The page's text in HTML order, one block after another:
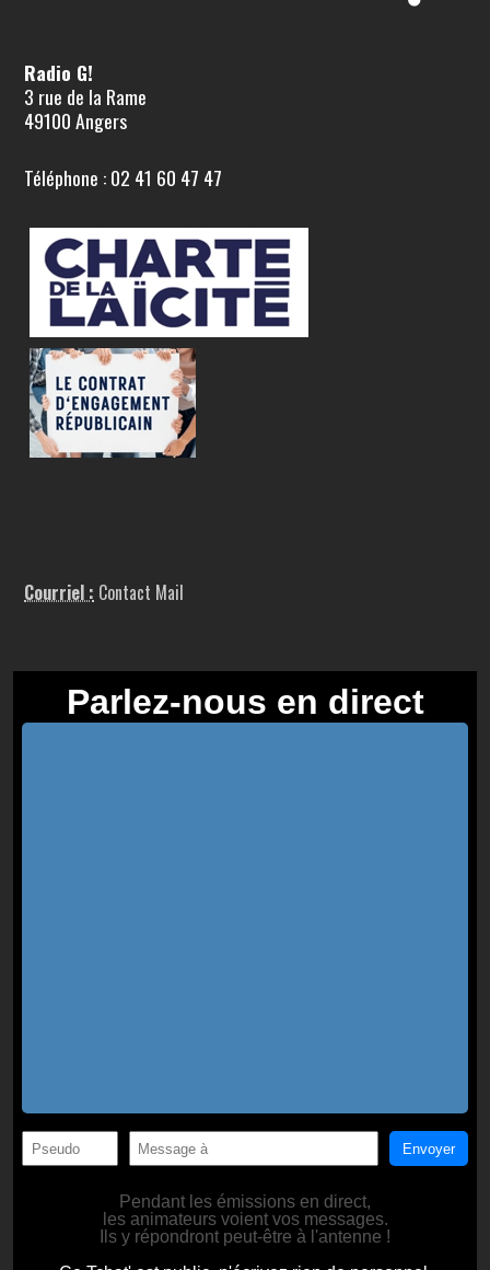
Radio G!
3 rue de la Rame
49100 Angers
Téléphone : 02 41 60 47 47
Courriel : Contact Mail